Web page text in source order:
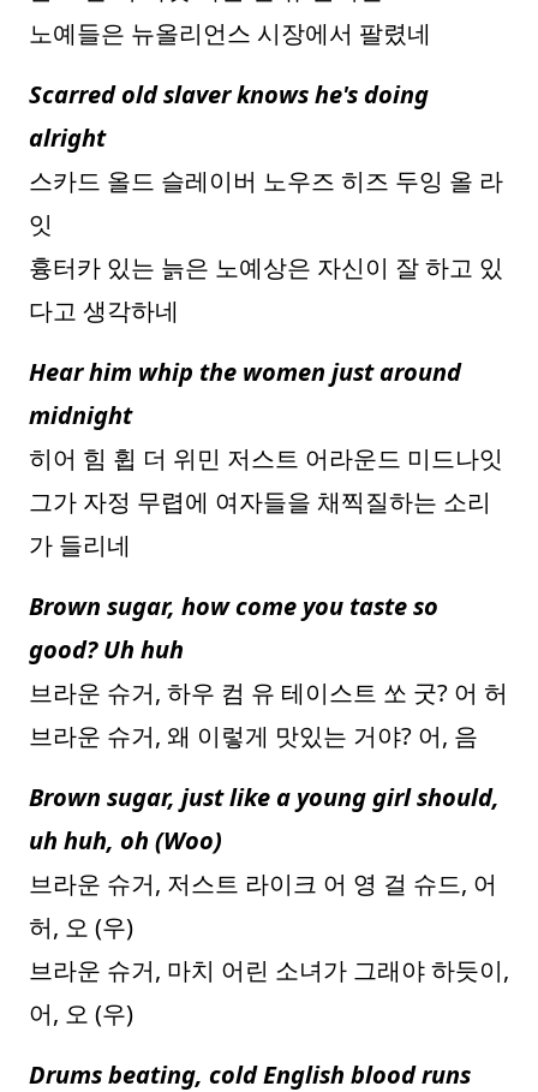
노예들은 뉴올리언스 시장에서 팔렸네
Scarred old slaver knows he's doing
alright
스카드 올드 슬레이버 노우즈 히즈 두잉 올 라
잇
흉터카 있는 늙은 노예상은 자신이 잘 하고 있
다고 생각하네
Hear him whip the women just around
midnight
히어 힘 휩 더 위민 저스트 어라운드 미드나잇
그가 자정 무렵에 여자들을 채찍질하는 소리
가 들리네
Brown sugar, how come you taste so
good? Uh huh
브라운 슈거, 하우 컴 유 테이스트 쏘 굿? 어 허
브라운 슈거, 왜 이렇게 맛있는 거야? 어, 음
Brown sugar, just like a young girl should,
uh huh, oh (Woo)
브라운 슈거, 저스트 라이크 어 영 걸 슈드, 어
허, 오 (우)
브라운 슈거, 마치 어린 소녀가 그래야 하듯이,
어, 오 (우)
Drums beating, cold English blood runs